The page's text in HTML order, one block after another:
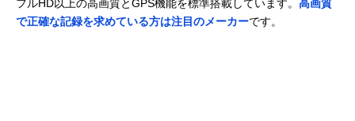
フルHD以上の高画質とGPS機能を標準搭載しています。 高画質
で正確な記録を求めている方は注目のメーカーです。